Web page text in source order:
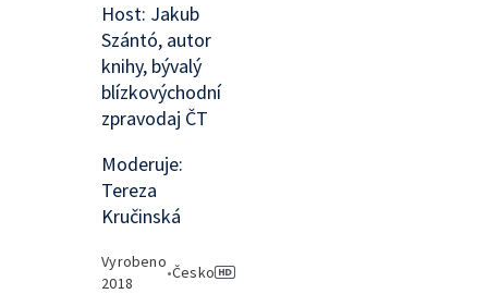
Host: Jakub
Szántó, autor
knihy, bývalý
blízkovýchodní
zpravodaj ČT
Moderuje:
Tereza
Kručinská
Vyrobeno
2018
•Česko